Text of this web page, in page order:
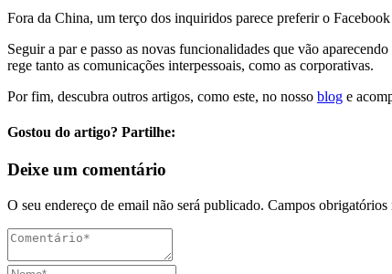
Fora da China, um terço dos inquiridos parece preferir o
Seguir a par e passo as novas funcionalidades que vão
rege tanto as comunicações interpessoais, como as corporativas.
Por fim, descubra outros artigos, como este, no nosso blog e
Gostou do artigo? Partilhe:
Deixe um comentário
O seu endereço de email não será publicado. Campos obrigatórios